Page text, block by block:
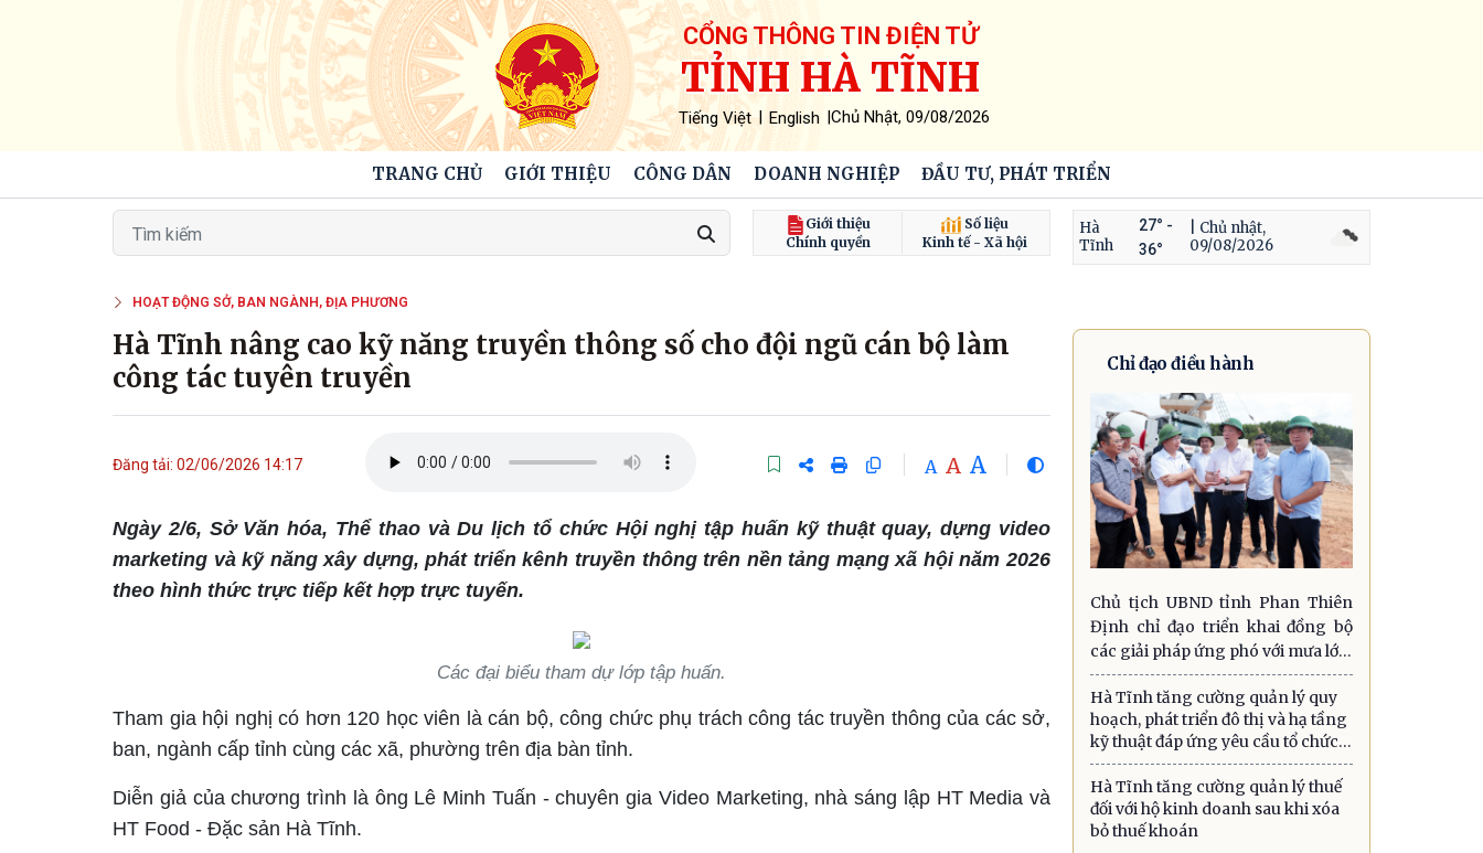
CỔNG THÔNG TIN ĐIỆN TỬ
TỈNH HÀ TĨNH
Tiếng Việt | English |Chủ Nhật, 09/08/2026
TRANG CHỦ GIỚI THIỆU CÔNG DÂN DOANH NGHIỆP ĐẦU TƯ, PHÁT TRIỂN
Giới thiệu
Chính quyền
Số liệu
Kinh tế - Xã hội
Hà
Tĩnh
27° -
36°
| Chủ nhật,
09/08/2026
HOẠT ĐỘNG SỞ, BAN NGÀNH, ĐỊA PHƯƠNG
Hà Tĩnh nâng cao kỹ năng truyền thông số cho đội ngũ cán bộ làm
công tác tuyên truyền
Đăng tải: 02/06/2026 14:17 A A A
Ngày 2/6, Sở Văn hóa, Thể thao và Du lịch tổ chức Hội nghị tập huấn kỹ thuật quay, dựng video
marketing và kỹ năng xây dựng, phát triển kênh truyền thông trên nền tảng mạng xã hội năm 2026
theo hình thức trực tiếp kết hợp trực tuyến.
Các đại biểu tham dự lớp tập huấn.
Tham gia hội nghị có hơn 120 học viên là cán bộ, công chức phụ trách công tác truyền thông của các sở,
ban, ngành cấp tỉnh cùng các xã, phường trên địa bàn tỉnh.
Diễn giả của chương trình là ông Lê Minh Tuấn - chuyên gia Video Marketing, nhà sáng lập HT Media và
HT Food - Đặc sản Hà Tĩnh.
Chỉ đạo điều hành
Chủ tịch UBND tỉnh Phan Thiên
Định chỉ đạo triển khai đồng bộ
các giải pháp ứng phó với mưa lớn,
lũ quét, sạt lở đất và gió mạnh trên
biển
Hà Tĩnh tăng cường quản lý quy
hoạch, phát triển đô thị và hạ tầng
kỹ thuật đáp ứng yêu cầu tổ chức
chính quyền địa phương hai cấp
Hà Tĩnh tăng cường quản lý thuế
đối với hộ kinh doanh sau khi xóa
bỏ thuế khoán